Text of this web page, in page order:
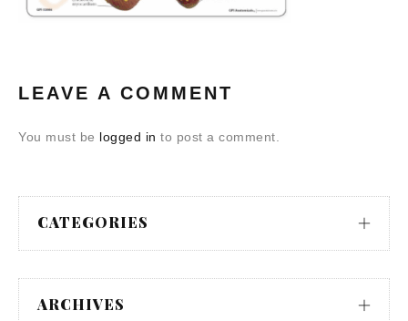
LEAVE A COMMENT
You must be logged in to post a comment.
CATEGORIES
ARCHIVES